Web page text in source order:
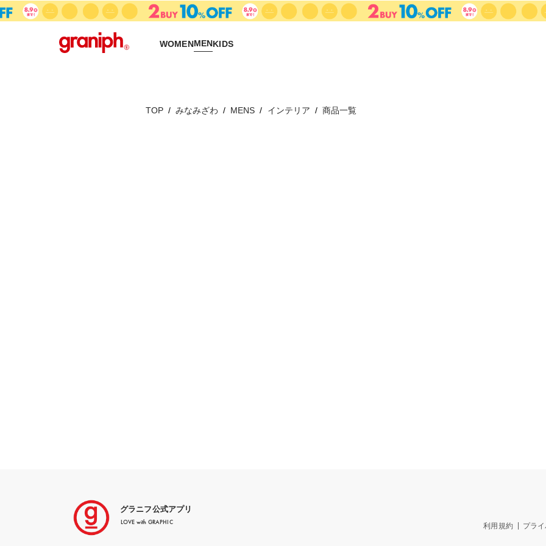
WOMENMENKIDS
TOP みなみざわ MENS インテリア 商品一覧
グラニフ公式アプリ
LOVE with GRAPHIC 利用規約 プラ